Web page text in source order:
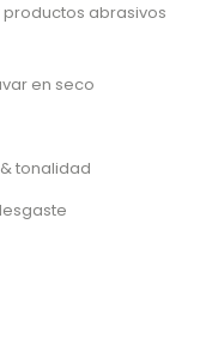
abrasivos
en seco
tonalidad